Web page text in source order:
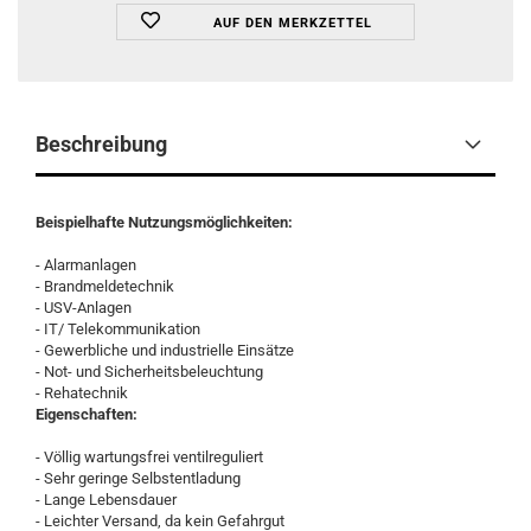
AUF DEN MERKZETTEL
Beschreibung
Beispielhafte Nutzungsmöglichkeiten:
- Alarmanlagen
- Brandmeldetechnik
- USV-Anlagen
- IT/ Telekommunikation
- Gewerbliche und industrielle Einsätze
- Not- und Sicherheitsbeleuchtung
- Rehatechnik
Eigenschaften:
- Völlig wartungsfrei ventilreguliert
- Sehr geringe Selbstentladung
- Lange Lebensdauer
- Leichter Versand, da kein Gefahrgut